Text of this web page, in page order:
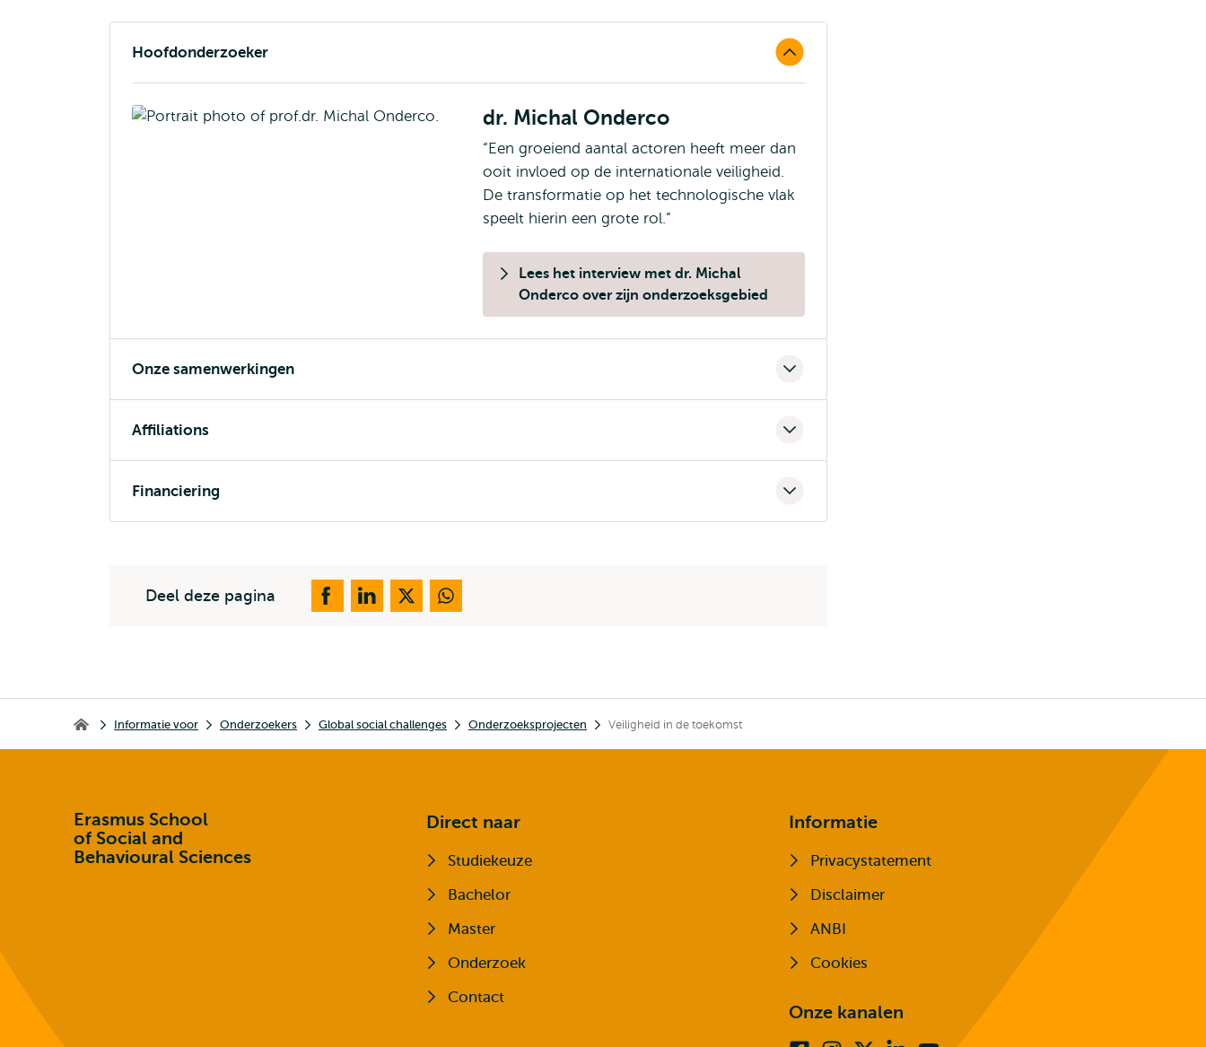
Hoofdonderzoeker
dr. Michal Onderco
“Een groeiend aantal actoren heeft meer dan
ooit invloed op de internationale veiligheid.
De transformatie op het technologische vlak
speelt hierin een grote rol.”
Lees het interview met dr. Michal
Onderco over zijn onderzoeksgebied
Onze samenwerkingen
Affiliations
Financiering
Deel deze pagina
Erasmus School of Social and Behavioural Sciences
Informatie voor Onderzoekers Global social challenges Onderzoeksprojecten Veiligheid in de toekomst
Erasmus School
of Social and
Behavioural Sciences
Direct naar
Studiekeuze
Bachelor
Master
Onderzoek
Contact
Informatie
Privacystatement
Disclaimer
ANBI
Cookies
Onze kanalen